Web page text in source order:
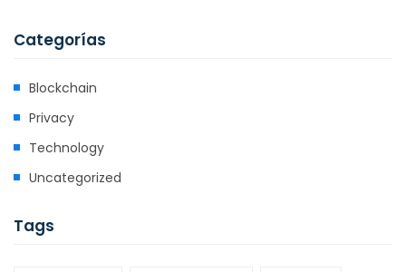
Categorías
Blockchain
Privacy
Technology
Uncategorized
Tags